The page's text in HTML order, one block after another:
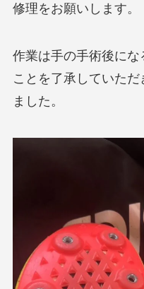
修理をお願いします。
作業は手の手術後にな
ことを了承していた
ました。